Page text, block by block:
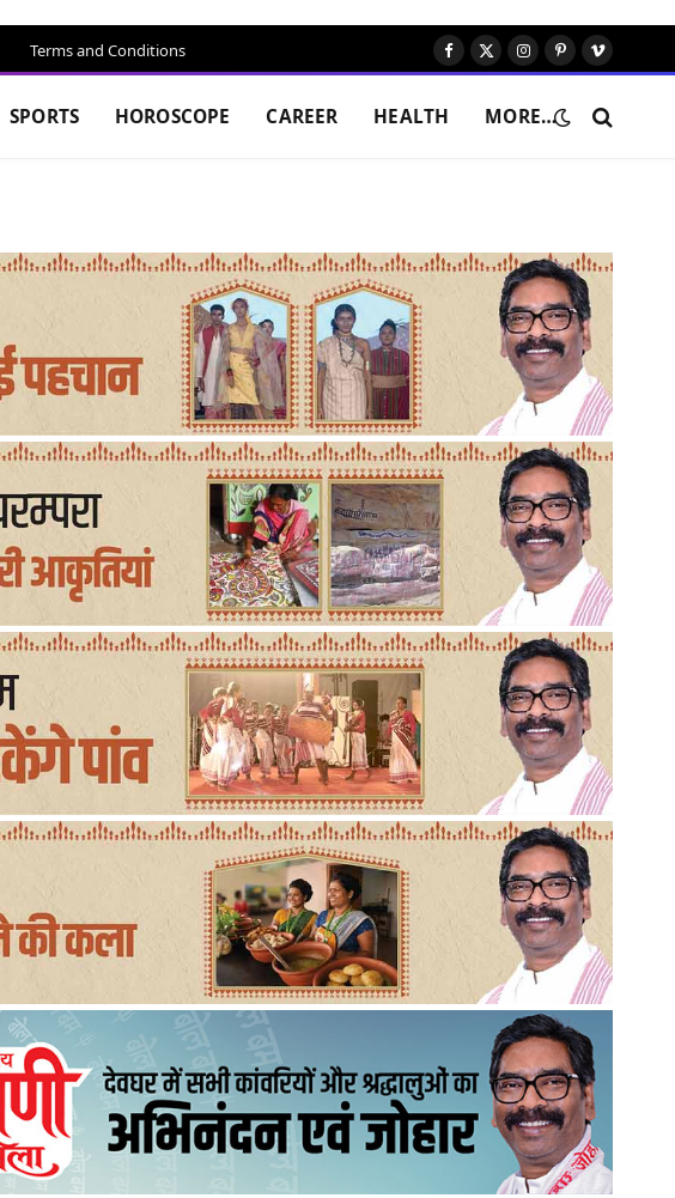
Terms and Conditions Facebook
X
Instagram
Pinterest
Vimeo
SPORTS HOROSCOPE CAREER HEALTH MORE…